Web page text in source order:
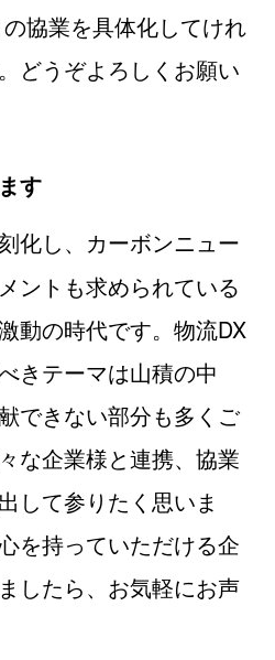
協業を具体化してけれ
どうぞよろしくお願い
す
化し、カーボンニュー
ントも求められている
動の時代です。物流DX
きテーマは山積の中
できない部分も多くご
な企業様と連携、協業
して参りたく思いま
を持っていただける企
したら、お気軽にお声